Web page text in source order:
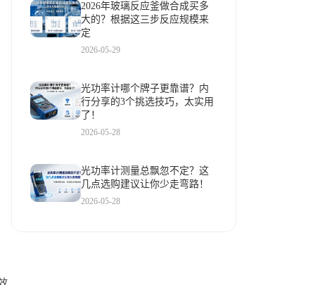
2026年玻璃反应釜做合成买多
大的？根据这三步反应规模来
定
2026-05-29
光功率计哪个牌子更靠谱？内
行分享的3个挑选技巧，太实用
了！
2026-05-28
光功率计测量总飘忽不定？这
几点选购建议让你少走弯路！
2026-05-28